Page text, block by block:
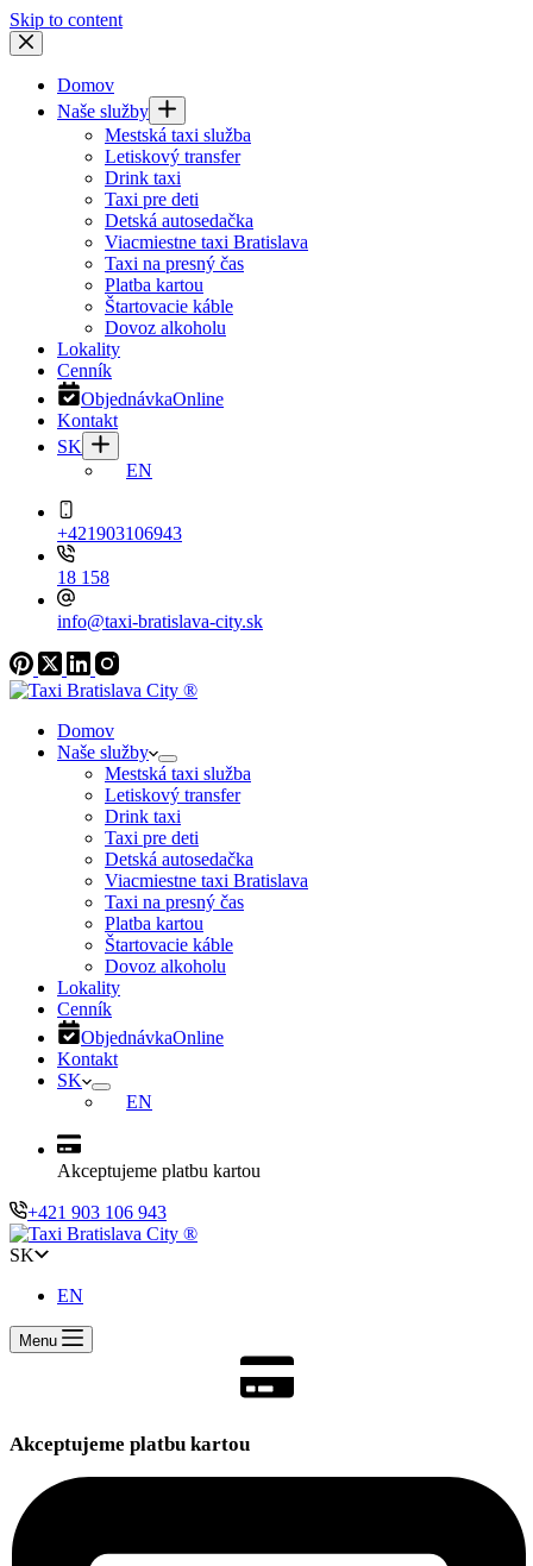
Skip to content
Domov
Naše služby
Mestská taxi služba
Letiskový transfer
Drink taxi
Taxi pre deti
Detská autosedačka
Viacmiestne taxi Bratislava
Taxi na presný čas
Platba kartou
Štartovacie káble
Dovoz alkoholu
Lokality
Cenník
ObjednávkaOnline
Kontakt
SK
EN
+421903106943
18 158
info@taxi-bratislava-city.sk
Domov
Naše služby
Mestská taxi služba
Letiskový transfer
Drink taxi
Taxi pre deti
Detská autosedačka
Viacmiestne taxi Bratislava
Taxi na presný čas
Platba kartou
Štartovacie káble
Dovoz alkoholu
Lokality
Cenník
ObjednávkaOnline
Kontakt
SK
EN
Akceptujeme platbu kartou
+421 903 106 943
SK
EN
Menu
Akceptujeme platbu kartou